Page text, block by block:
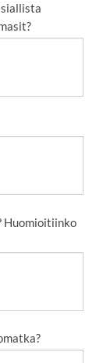
Huomioitiinko